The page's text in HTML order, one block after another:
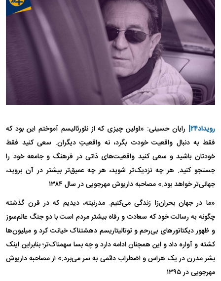
رویداد۲۴|
رایان حسینی: «اولین چیزی که از نئورئالیسم آموختم این بود که
فقط به دنبال واقعیت خودت بگرد، نه واقعیتِ دیگران. سعی کنید فقط
خودتان باشید و سعی کنید واقعیت‌های ذاتی در فرهنگ و جامعه خود را
جستجو کنید. هر چه نزدیک‌تر شوید، هر چه عمیق‌تر بیشتر در آن بروید،
جهانی‌تر خواهد بود.» مصاحبه داریوش مهرجویی در سال ۱۳۸۴
«ما در جهان بحران‌زا زندگی می‌کنیم. مدرنیته، دیدیم که در قرن گذشته
چگونه به رسالت خود که سعادت و رفاه بیشتر مردم است با دو جنگ عالم‌سوز
و ظهور دیکتاتور‌های بی‌رحم و توتالیتاریسم دهشتناک خیانت کرد و میلیون‌ها
کشته و آواره داد و این همچنان ادامه دارد و چه بسا سهمناک‌تر؛ بنابراین اینک
بشر مدرن در یک هراس و اضطراب دائمی به سر می‌برد.» از مصاحبه داریوش
مهرجویی در ۱۳۹۵